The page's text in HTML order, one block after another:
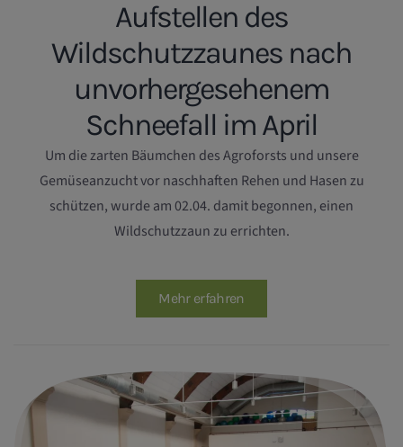
Aufstellen des
Wildschutzzaunes nach
unvorhergesehenem
Schneefall im April
Um die zarten Bäumchen des Agroforsts und unsere
Gemüseanzucht vor naschhaften Rehen und Hasen zu
schützen, wurde am 02.04. damit begonnen, einen
Wildschutzzaun zu errichten.
Mehr erfahren